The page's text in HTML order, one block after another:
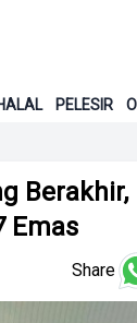
PELESIR
Berakhir,
Emas
Share